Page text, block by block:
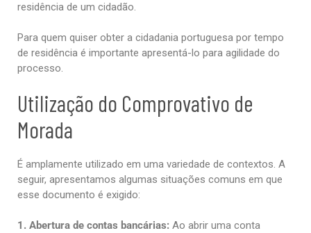
residência de um cidadão.
Para quem quiser obter a cidadania portuguesa por tempo
de residência é importante apresentá-lo para agilidade do
processo.
Utilização do Comprovativo de
Morada
É amplamente utilizado em uma variedade de contextos. A
seguir, apresentamos algumas situações comuns em que
esse documento é exigido:
1. Abertura de contas bancárias: Ao abrir uma conta